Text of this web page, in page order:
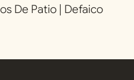
De Patio | Defaico